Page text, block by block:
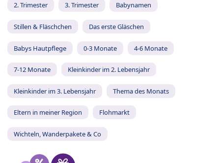
2. Trimester 3. Trimester Babynamen
Stillen & Fläschchen Das erste Gläschen
Babys Hautpflege 0-3 Monate 4-6 Monate
7-12 Monate Kleinkinder im 2. Lebensjahr
Kleinkinder im 3. Lebensjahr Thema des Monats
Eltern in meiner Region Flohmarkt
Wichteln, Wanderpakete & Co